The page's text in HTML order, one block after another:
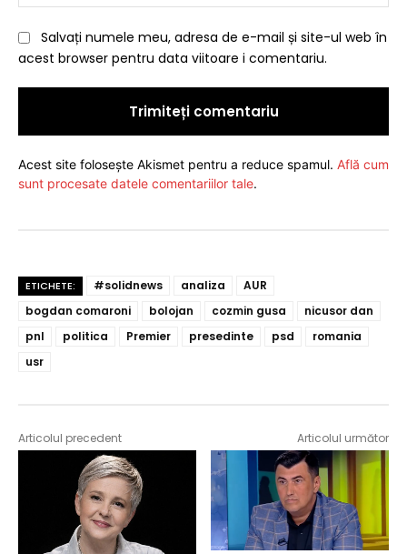
Salvați numele meu, adresa de e-mail și site-ul web în
acest browser pentru data viitoare i comentariu.
Acest site folosește Akismet pentru a reduce spamul. Află cum
sunt procesate datele comentariilor tale.
ETICHETE: #solidnews analiza
AUR
bogdan comaroni
bolojan cozmin gusa
nicusor dan
pnl
politica Premier presedinte psd
romania
usr
Articolul precedent Articolul următor